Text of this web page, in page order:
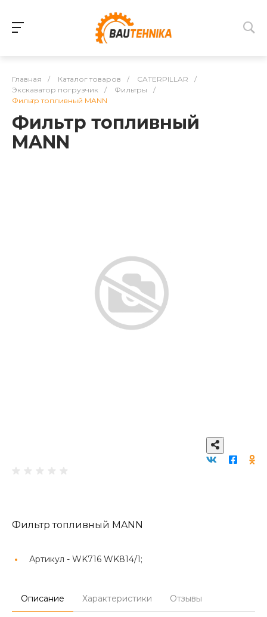
Главная / Каталог товаров / CATERPILLAR
/
Экскаватор погрузчик
/ Фильтры
/
Фильтр топливный MANN
Фильтр топливный
MANN
Фильтр топливный MANN
Артикул - WK716 WK814/1;
Описание Характеристики Отзывы